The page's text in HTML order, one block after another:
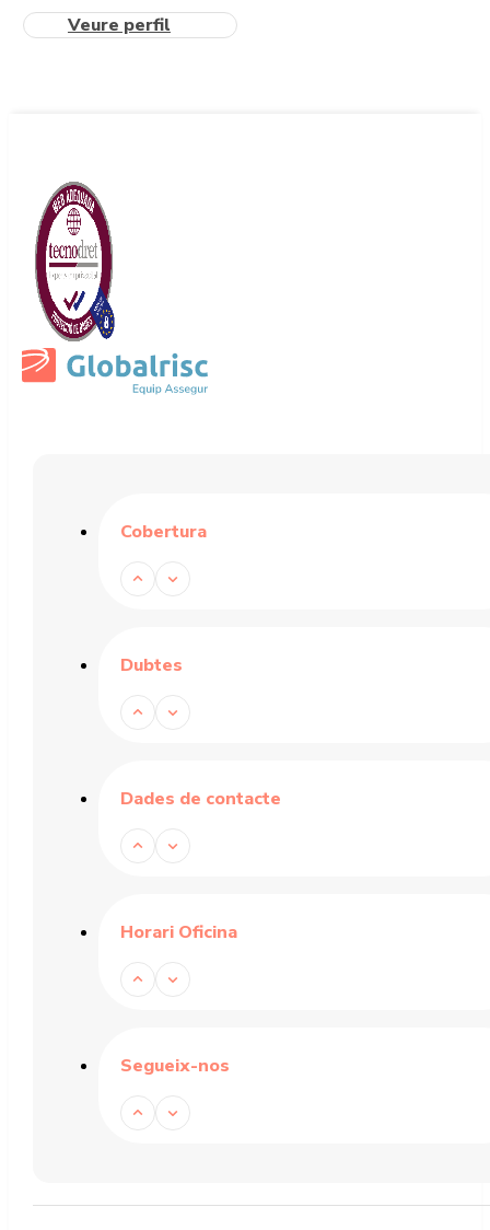
Veure perfil
Cobertura
Dubtes
Dades de contacte
Horari Oficina
Segueix-nos